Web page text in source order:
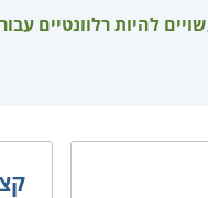
להיות רלוונטיים